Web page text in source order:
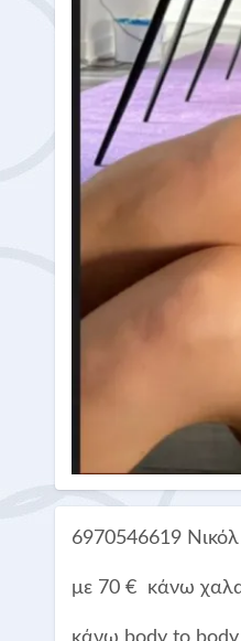
6970546619
με 70 € κάνω